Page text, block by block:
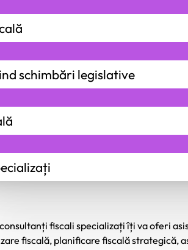
schimbări legislative
fiscali specializați îți va oferi
fiscală, planificare fiscală strategică,